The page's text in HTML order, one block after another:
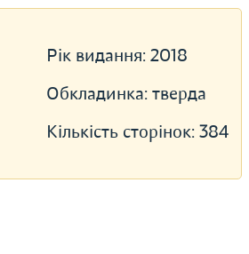
Рік видання: 2018
Обкладинка: тверда
Кількість сторінок: 384